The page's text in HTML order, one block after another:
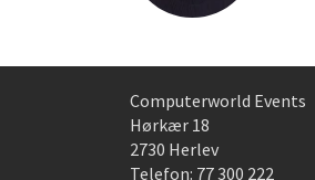
Computerworld Events
Hørkær 18
2730 Herlev
Telefon: 77 300 222